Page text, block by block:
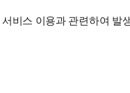
비스 이용과 관련하여